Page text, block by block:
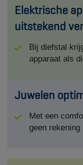
Elektrische
uitstekend
Bij diefstal
apparaat als
Juwelen
Met een
geen rekening